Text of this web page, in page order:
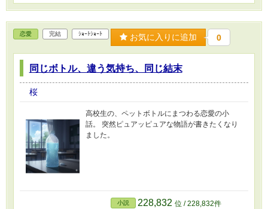
恋愛 完結 ｼｮｰﾄｼｮｰﾄ お気に入りに追加 0
同じボトル、違う気持ち、同じ結末
桜
高校生の、ペットボトルにまつわる恋愛の小
話。 突然ピュアッピュアな物語が書きたくなり
ました。
小説 228,832 位 / 228,832件